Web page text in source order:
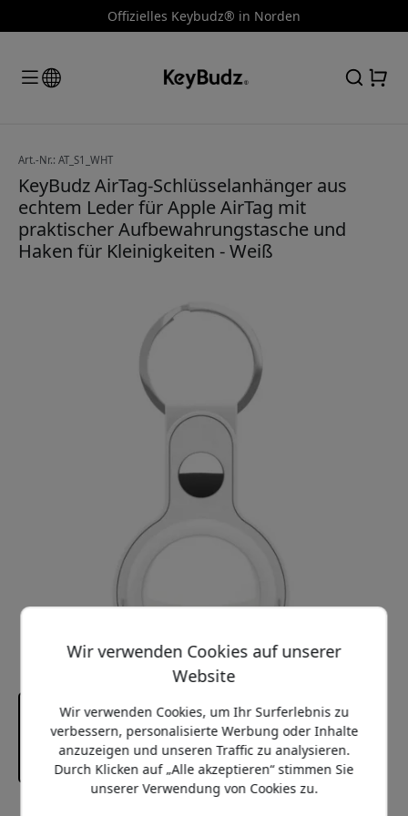
Offizielles Keybudz® in Norden
Art.-Nr.: AT_S1_WHT
KeyBudz AirTag-Schlüsselanhänger aus
echtem Leder für Apple AirTag mit
praktischer Aufbewahrungstasche und
Haken für Kleinigkeiten - Weiß
Wir verwenden Cookies auf unserer
Website
Wir verwenden Cookies, um Ihr Surferlebnis zu
verbessern, personalisierte Werbung oder Inhalte
anzuzeigen und unseren Traffic zu analysieren.
Durch Klicken auf „Alle akzeptieren“ stimmen Sie
unserer Verwendung von Cookies zu.